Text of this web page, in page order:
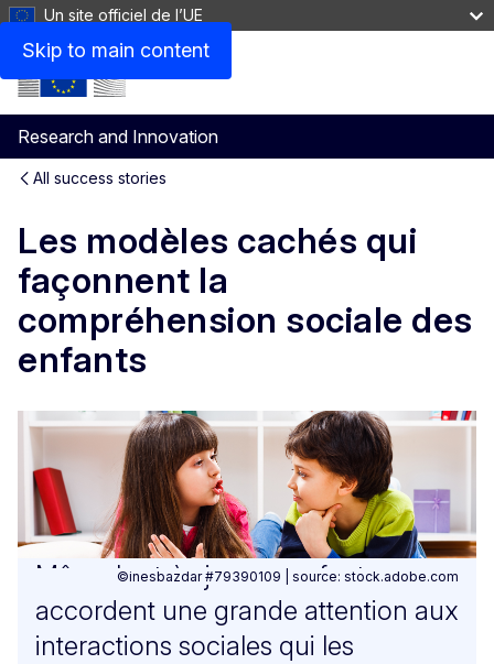
Skip to main content
Un site officiel de l’UE
Research and Innovation
All success stories
Les modèles cachés qui
façonnent la
compréhension sociale des
enfants
©inesbazdar #79390109 | source: stock.adobe.com
Même les très jeunes enfants
accordent une grande attention aux
interactions sociales qui les